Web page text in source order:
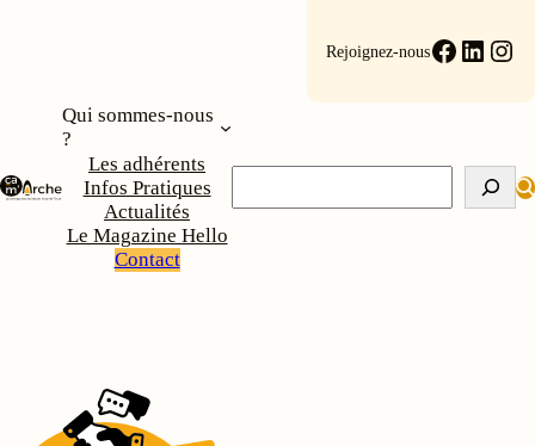
Rejoignez-nous
Qui sommes-nous
?
Les adhérents
Infos Pratiques
Actualités
Le Magazine Hello
Contact